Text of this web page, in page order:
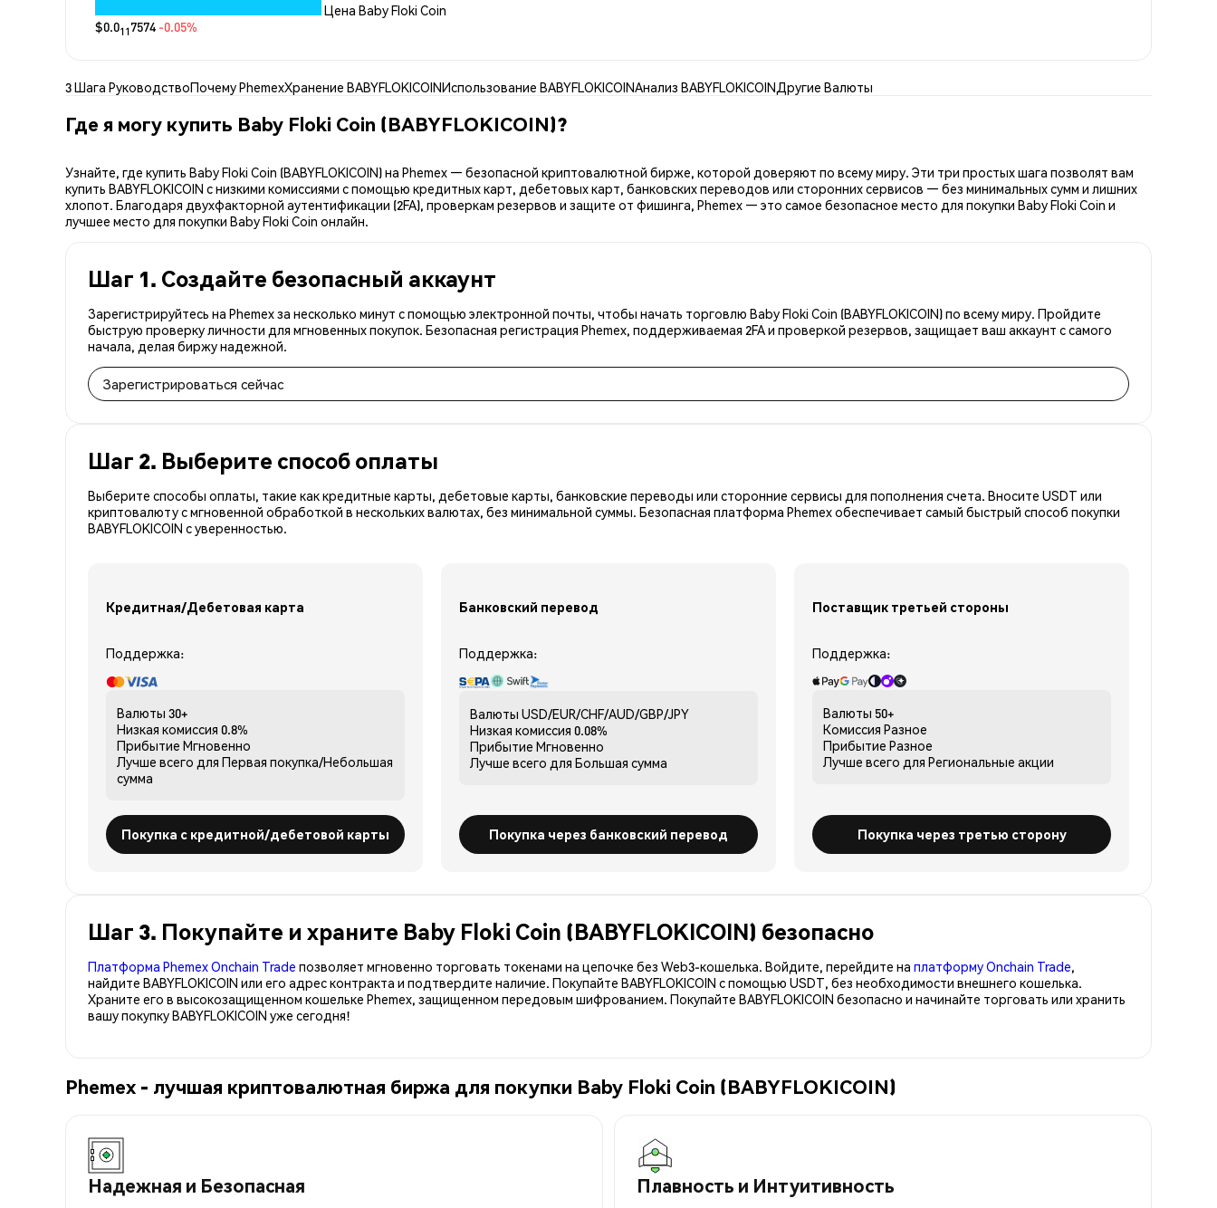
Цена Baby Floki Coin
$0.0117574 -0.05%
3 Шага РуководствоПочему PhemexХранение BABYFLOKICOINИспользование BABYFLOKICOINАнализ BABYFLOKICOINДругие Валюты
Где я могу купить Baby Floki Coin (BABYFLOKICOIN)?
Узнайте, где купить Baby Floki Coin (BABYFLOKICOIN) на Phemex — безопасной криптовалютной бирже, которой доверяют по всему миру. Эти три простых шага позволят вам
купить BABYFLOKICOIN с низкими комиссиями с помощью кредитных карт, дебетовых карт, банковских переводов или сторонних сервисов — без минимальных сумм и лишних
хлопот. Благодаря двухфакторной аутентификации (2FA), проверкам резервов и защите от фишинга, Phemex — это самое безопасное место для покупки Baby Floki Coin и
лучшее место для покупки Baby Floki Coin онлайн.
Шаг 1. Создайте безопасный аккаунт
Зарегистрируйтесь на Phemex за несколько минут с помощью электронной почты, чтобы начать торговлю Baby Floki Coin (BABYFLOKICOIN) по всему миру. Пройдите
быструю проверку личности для мгновенных покупок. Безопасная регистрация Phemex, поддерживаемая 2FA и проверкой резервов, защищает ваш аккаунт с самого
начала, делая биржу надежной.
Зарегистрироваться сейчас
Шаг 2. Выберите способ оплаты
Выберите способы оплаты, такие как кредитные карты, дебетовые карты, банковские переводы или сторонние сервисы для пополнения счета. Вносите USDT или
криптовалюту с мгновенной обработкой в нескольких валютах, без минимальной суммы. Безопасная платформа Phemex обеспечивает самый быстрый способ покупки
BABYFLOKICOIN с уверенностью.
Кредитная/Дебетовая карта
Поддержка:
Валюты 30+
Низкая комиссия 0.8%
Прибытие Мгновенно
Лучше всего для Первая покупка/Небольшая
сумма
Покупка с кредитной/дебетовой карты
Банковский перевод
Поддержка:
Валюты USD/EUR/CHF/AUD/GBP/JPY
Низкая комиссия 0.08%
Прибытие Мгновенно
Лучше всего для Большая сумма
Покупка через банковский перевод
Поставщик третьей стороны
Поддержка:
Валюты 50+
Комиссия Разное
Прибытие Разное
Лучше всего для Региональные акции
Покупка через третью сторону
Шаг 3. Покупайте и храните Baby Floki Coin (BABYFLOKICOIN) безопасно
Платформа Phemex Onchain Trade позволяет мгновенно торговать токенами на цепочке без Web3-кошелька. Войдите, перейдите на платформу Onchain Trade,
найдите BABYFLOKICOIN или его адрес контракта и подтвердите наличие. Покупайте BABYFLOKICOIN с помощью USDT, без необходимости внешнего кошелька.
Храните его в высокозащищенном кошельке Phemex, защищенном передовым шифрованием. Покупайте BABYFLOKICOIN безопасно и начинайте торговать или хранить
вашу покупку BABYFLOKICOIN уже сегодня!
Phemex - лучшая криптовалютная биржа для покупки Baby Floki Coin (BABYFLOKICOIN)
Надежная и Безопасная Плавность и Интуитивность